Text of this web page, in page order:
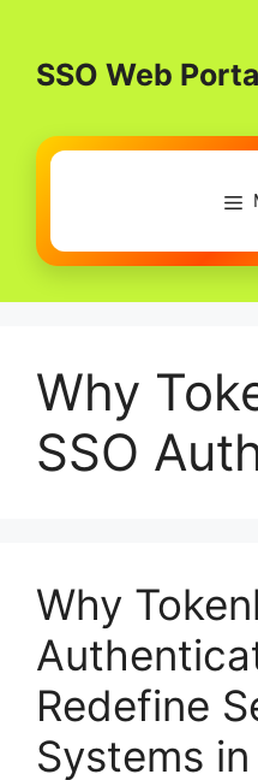
contentSSO Web
Why
SSO
Why
Redefine
Systems